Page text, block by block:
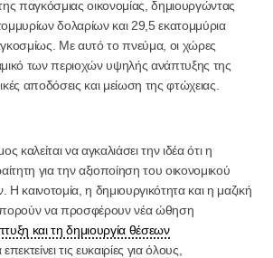
παγκόσμιας οικονομίας, δημιουργώντας
δολαρίων και 29,5 εκατομμύρια
Με αυτό το πνεύμα, οι χώρες
των περιοχών υψηλής ανάπτυξης της
αποδόσεις και μείωση της φτώχειας.
να αγκαλιάσει την ιδέα ότι η
για την αξιοποίηση του οικονομικού
καινοτομία, η δημιουργικότητα και η μαζική
μπορούν να προσφέρουν νέα ώθηση
και τη δημιουργία θέσεων
τις ευκαιρίες για όλους,